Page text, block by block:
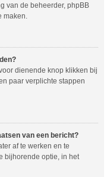
van de beheerder, phpBB
dienende knop klikken bij
paar verplichte stappen
van een bericht?
af te werken en te
bijhorende optie, in het